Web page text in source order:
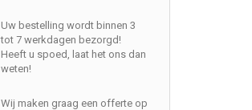
Uw bestelling wordt binnen 3
tot 7 werkdagen bezorgd!
Heeft u spoed, laat het ons dan
weten!
Wij maken graag een offerte op